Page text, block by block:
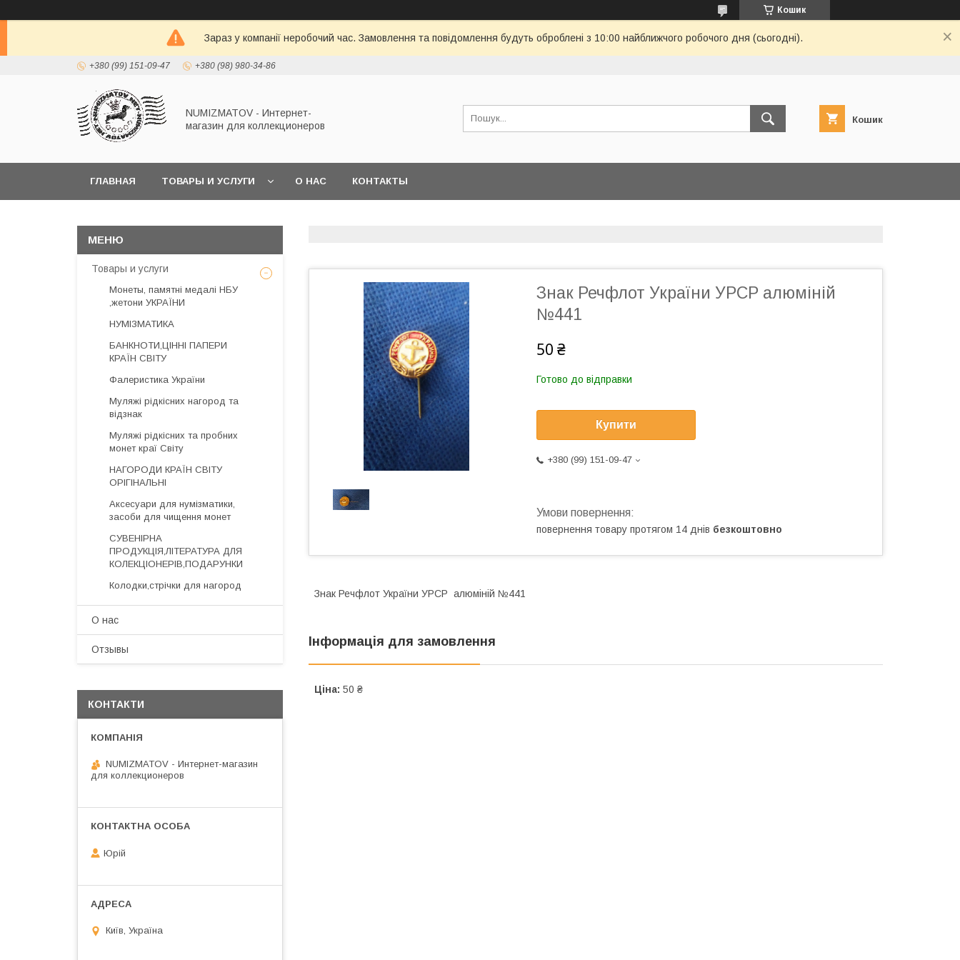
Кошик
Зараз у компанії неробочий час. Замовлення та повідомлення будуть оброблені з 10:00 найближчого робочого дня (сьогодні).
+380 (99) 151-09-47 +380 (98) 980-34-86
NUMIZMATOV - Интернет-
магазин для коллекционеров
Кошик
ГЛАВНАЯ ТОВАРЫ И УСЛУГИ О НАС КОНТАКТЫ
Знак Речфлот України УРСР алюміній
№441
50 ₴
Готово до відправки
Купити
+380 (99) 151-09-47
повернення товару протягом 14 днів безкоштовно
Знак Речфлот України УРСР алюміній №441
Інформація для замовлення
Ціна: 50 ₴
Товары и услуги
Монеты, памятні медалі НБУ
,жетони УКРАЇНИ
НУМІЗМАТИКА
БАНКНОТИ,ЦІННІ ПАПЕРИ
КРАЇН СВІТУ
Фалеристика України
Муляжі рідкісних нагород та
відзнак
Муляжі рідкісних та пробних
монет краї Світу
НАГОРОДИ КРАЇН СВІТУ
ОРІГІНАЛЬНІ
Аксесуари для нумізматики,
засоби для чищення монет
СУВЕНІРНА
ПРОДУКЦІЯ,ЛІТЕРАТУРА ДЛЯ
КОЛЕКЦІОНЕРІВ,ПОДАРУНКИ
Колодки,стрічки для нагород
О нас
Отзывы
КОНТАКТИ
NUMIZMATOV - Интернет-магазин
для коллекционеров
Юрій
Київ, Україна